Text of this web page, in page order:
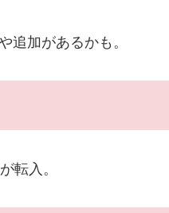
加があるかも。
転入。